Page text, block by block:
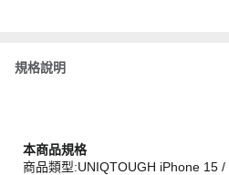
規格說明
本商品規格
商品類型:UNIQTOUGH iPhone 15